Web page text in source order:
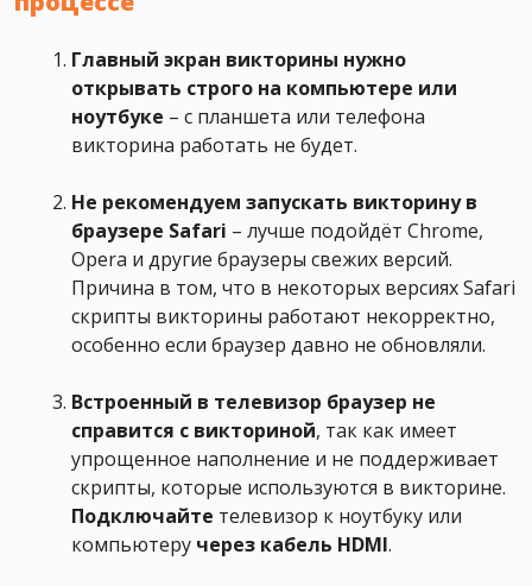
Главный экран викторины нужно
открывать строго на компьютере или
ноутбуке – с планшета или телефона
викторина работать не будет.
Не рекомендуем запускать викторину в
браузере Safari – лучше подойдёт Chrome,
Opera и другие браузеры свежих версий.
Причина в том, что в некоторых версиях Safari
скрипты викторины работают некорректно,
особенно если браузер давно не обновляли.
Встроенный в телевизор браузер не
справится с викториной, так как имеет
упрощенное наполнение и не поддерживает
скрипты, которые используются в викторине.
Подключайте телевизор к ноутбуку или
компьютеру через кабель HDMI.